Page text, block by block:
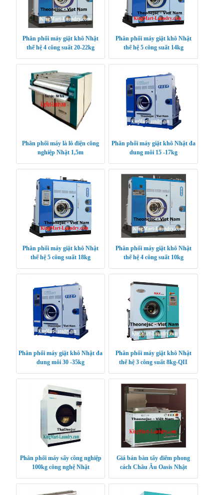
Phân phối máy giặt khô Nhật
thế hệ 4 công suất 20-22kg
Phân phối máy giặt khô Nhật
thế hệ 5 công suất 14kg
Phân phối máy là lô điện công
nghiệp Nhật 1,5m
Phân phối máy giặt khô Nhật đa
dung môi 15 -17kg
Phân phối máy giặt khô Nhật
thế hệ 5 công suất 18kg
Phân phối máy giặt khô Nhật
thế hệ 4 công suất 10kg
Phân phối máy giặt khô Nhật đa
dung môi 30 -35kg
Phân phối máy giặt khô Nhật
thế hệ 3 công suất 8kg-QII
Phân phối máy sấy công nghiệp
100kg công nghệ Nhật
Giá bán bàn tẩy điểm phong
cách Châu Âu Oasis Nhật